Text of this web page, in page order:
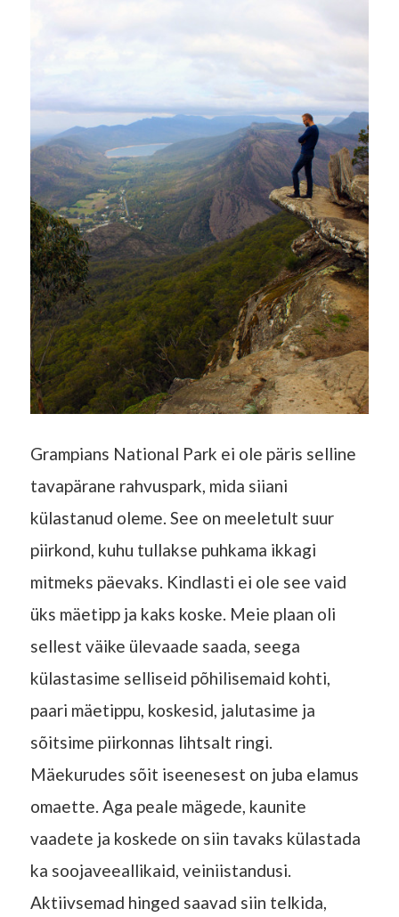
Grampians National Park ei ole päris selline
tavapärane rahvuspark, mida siiani
külastanud oleme. See on meeletult suur
piirkond, kuhu tullakse puhkama ikkagi
mitmeks päevaks. Kindlasti ei ole see vaid
üks mäetipp ja kaks koske. Meie plaan oli
sellest väike ülevaade saada, seega
külastasime selliseid põhilisemaid kohti,
paari mäetippu, koskesid, jalutasime ja
sõitsime piirkonnas lihtsalt ringi.
Mäekurudes sõit iseenesest on juba elamus
omaette. Aga peale mägede, kaunite
vaadete ja koskede on siin tavaks külastada
ka soojaveeallikaid, veiniistandusi.
Aktiivsemad hinged saavad siin telkida,